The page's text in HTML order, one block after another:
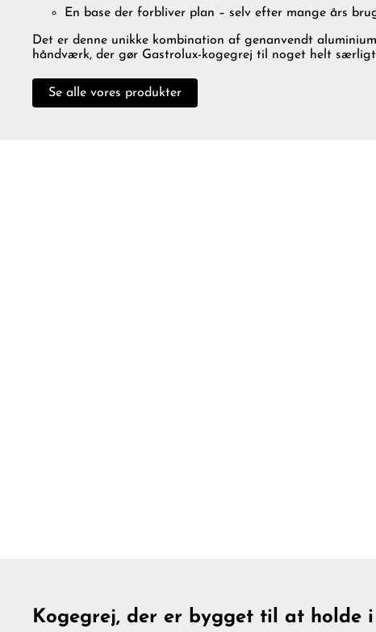
En base der forbliver plan – selv efter mange års
Det er denne unikke kombination af genanvendt
håndværk, der gør Gastrolux-kogegrej til noget helt
Se alle vores produkter
Kogegrej, der er bygget til at holde